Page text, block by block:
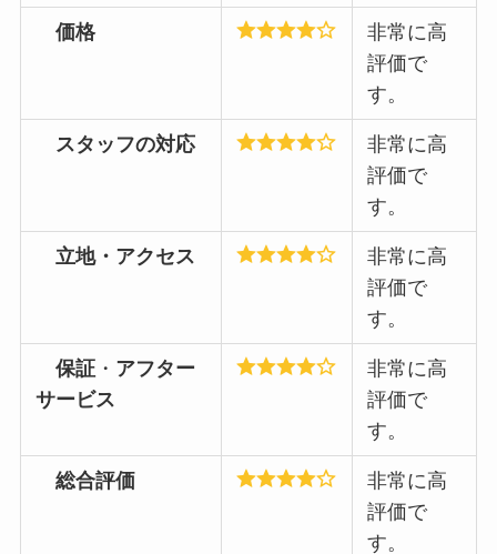
価格
非常に高
評価で
す。
スタッフの対応
非常に高
評価で
す。
立地・アクセス
非常に高
評価で
す。
保証 ・ アフター
サービス
非常に高
評価で
す。
総合評価
非常に高
評価で
す。